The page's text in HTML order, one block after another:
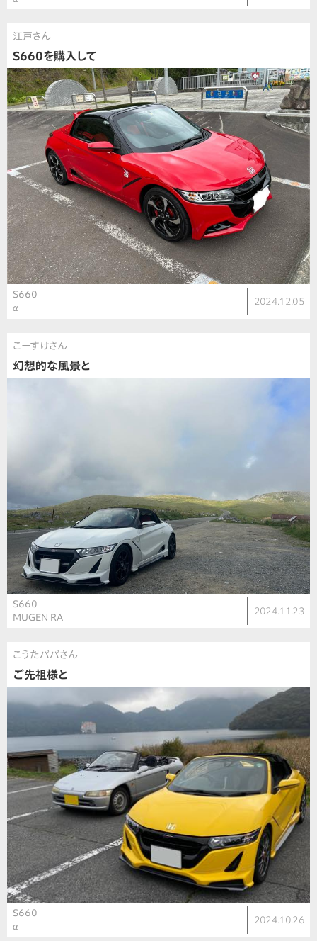
江戸さん
S660を購入して
S660
α
2024.12.05
こーすけさん
幻想的な風景と
S660
MUGEN RA
2024.11.23
こうたパパさん
ご先祖様と
S660
α
2024.10.26